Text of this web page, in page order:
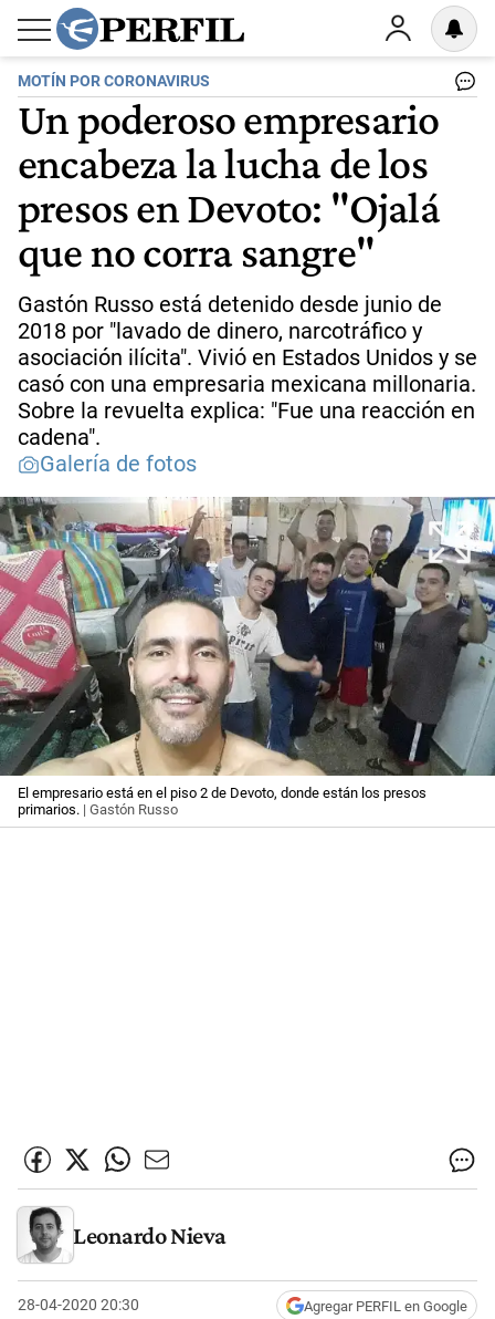
MOTÍN POR CORONAVIRUS
Un poderoso empresario
encabeza la lucha de los
presos en Devoto: "Ojalá
que no corra sangre"
Gastón Russo está detenido desde junio de
2018 por "lavado de dinero, narcotráfico y
asociación ilícita". Vivió en Estados Unidos y se
casó con una empresaria mexicana millonaria.
Sobre la revuelta explica: "Fue una reacción en
cadena".
Galería de fotos
El empresario está en el piso 2 de Devoto, donde están los presos
primarios. | Gastón Russo
Leonardo Nieva
28-04-2020 20:30 Agregar PERFIL en Google